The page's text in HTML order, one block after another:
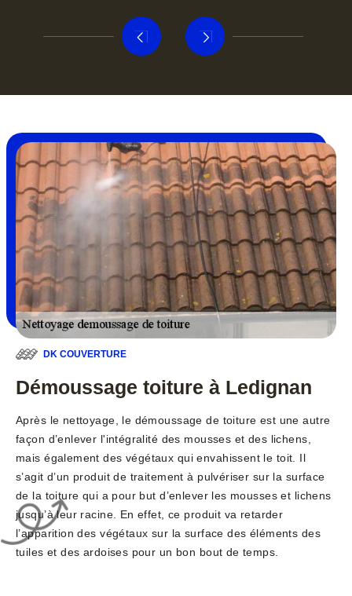
DK COUVERTURE
Démoussage toiture à Ledignan
Après le nettoyage, le démoussage de toiture est une autre
façon d’enlever l'intégralité des mousses et des lichens,
mais également des végétaux qui envahissent le toit. Il
s’agit d’un produit de traitement à pulvériser sur la surface
de la toiture qui a pour but d’enlever les mousses et lichens
jusqu’à leur racine. En effet, ce produit va retarder
l’apparition des végétaux sur la surface des éléments des
tuiles et des ardoises pour un bon bout de temps.